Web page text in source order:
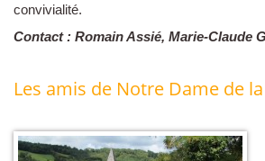
convivialité.
Contact : Romain Assié, Marie-Claude
Les amis de Notre Dame de